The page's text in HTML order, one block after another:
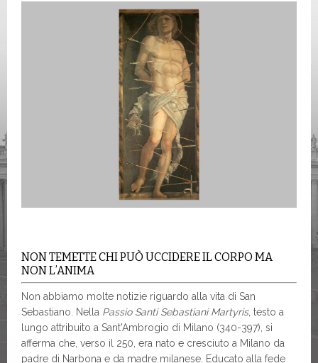
NON TEMETTE CHI PUÒ UCCIDERE IL CORPO MA
NON L’ANIMA
Non abbiamo molte notizie riguardo alla vita di San
Sebastiano. Nella Passio Santi Sebastiani Martyris, testo a
lungo attribuito a Sant'Ambrogio di Milano (340-397), si
afferma che, verso il 250, era nato e cresciuto a Milano da
padre di Narbona e da madre milanese. Educato alla fede